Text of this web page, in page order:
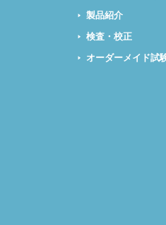
製品紹介
検査・校正
オーダーメイド試